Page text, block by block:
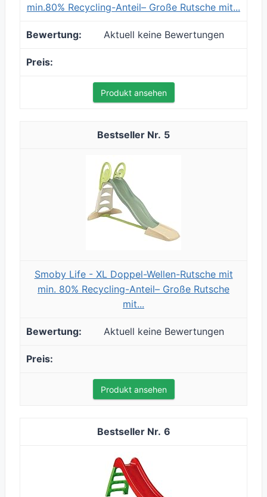
min.80% Recycling-Anteil– Große Rutsche mit...
Aktuell keine Bewertungen
Produkt ansehen
5
Smoby Life - XL Doppel-Wellen-Rutsche mit
min. 80% Recycling-Anteil– Große Rutsche
mit...
Aktuell keine Bewertungen
Produkt ansehen
6